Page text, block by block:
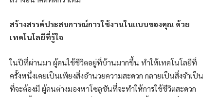
สร้างสรรค์ประสบการณ์การใช้งานในแบบของคุณ ด้วย
เทคโนโลยีที่รู้ใจ
ในปีที่ผ่านมา ผู้คนใช้ชีวิตอยู่ที่บ้านมากขึ้น ทำให้เทคโนโลยีที่
ครั้งหนึ่งเคยเป็นเพียงสิ่งอำนวยความสะดวก กลายเป็นสิ่งจำเป็น
ที่จะต้องมี ผู้คนต่างมองหาโซลูชันที่จะทำให้การใช้ชีวิตสะดวก